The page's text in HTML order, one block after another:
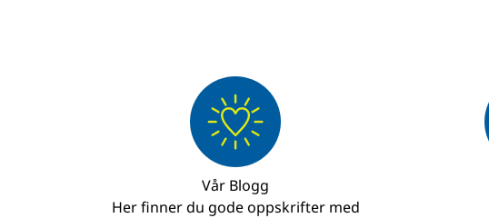
Vår Blogg
Her finner du gode oppskrifter med